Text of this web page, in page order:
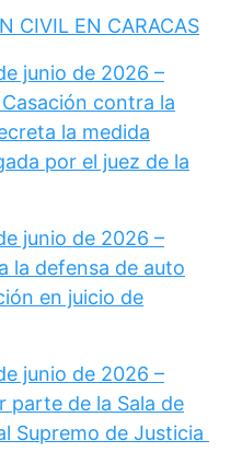
CIVIL EN CARACAS
junio de 2026 –
contra la
la medida
por el juez de la
junio de 2026 –
la defensa de auto
en juicio de
junio de 2026 –
parte de la Sala de
Supremo de Justicia